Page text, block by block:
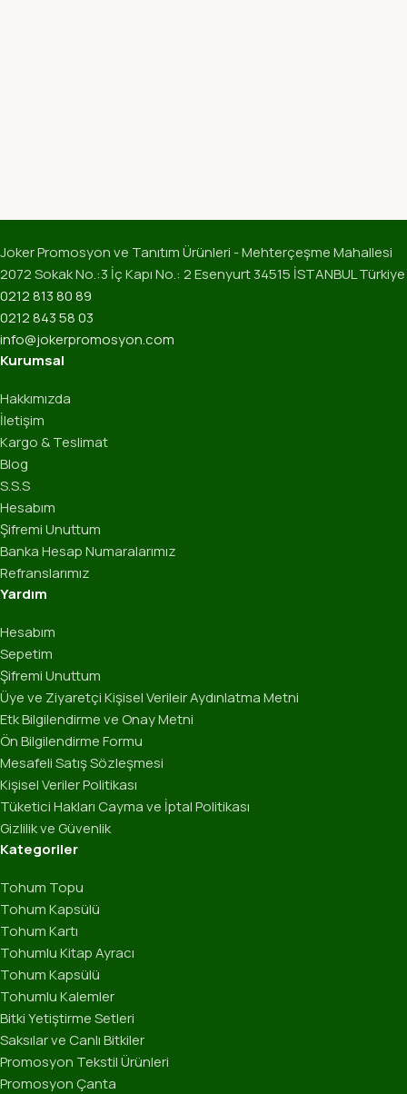
Joker Promosyon ve Tanıtım Ürünleri - Mehterçeşme Mahallesi
2072 Sokak No.:3 İç Kapı No.: 2 Esenyurt 34515 İSTANBUL Türkiye
0212 813 80 89
0212 843 58 03
info@jokerpromosyon.com
Kurumsal
Hakkımızda
İletişim
Kargo & Teslimat
Blog
S.S.S
Hesabım
Şifremi Unuttum
Banka Hesap Numaralarımız
Refranslarımız
Yardım
Hesabım
Sepetim
Şifremi Unuttum
Üye ve Ziyaretçi Kişisel Verileir Aydınlatma Metni
Etk Bilgilendirme ve Onay Metni
Ön Bilgilendirme Formu
Mesafeli Satış Sözleşmesi
Kişisel Veriler Politikası
Tüketici Hakları Cayma ve İptal Politikası
Gizlilik ve Güvenlik
Kategoriler
Tohum Topu
Tohum Kapsülü
Tohum Kartı
Tohumlu Kitap Ayracı
Tohum Kapsülü
Tohumlu Kalemler
Bitki Yetiştirme Setleri
Saksılar ve Canlı Bitkiler
Promosyon Tekstil Ürünleri
Promosyon Çanta